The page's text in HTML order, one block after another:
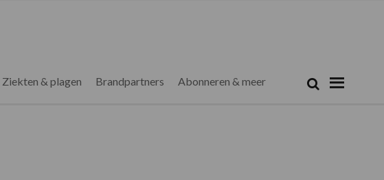
Ziekten & plagen Brandpartners Abonneren & meer Zoek